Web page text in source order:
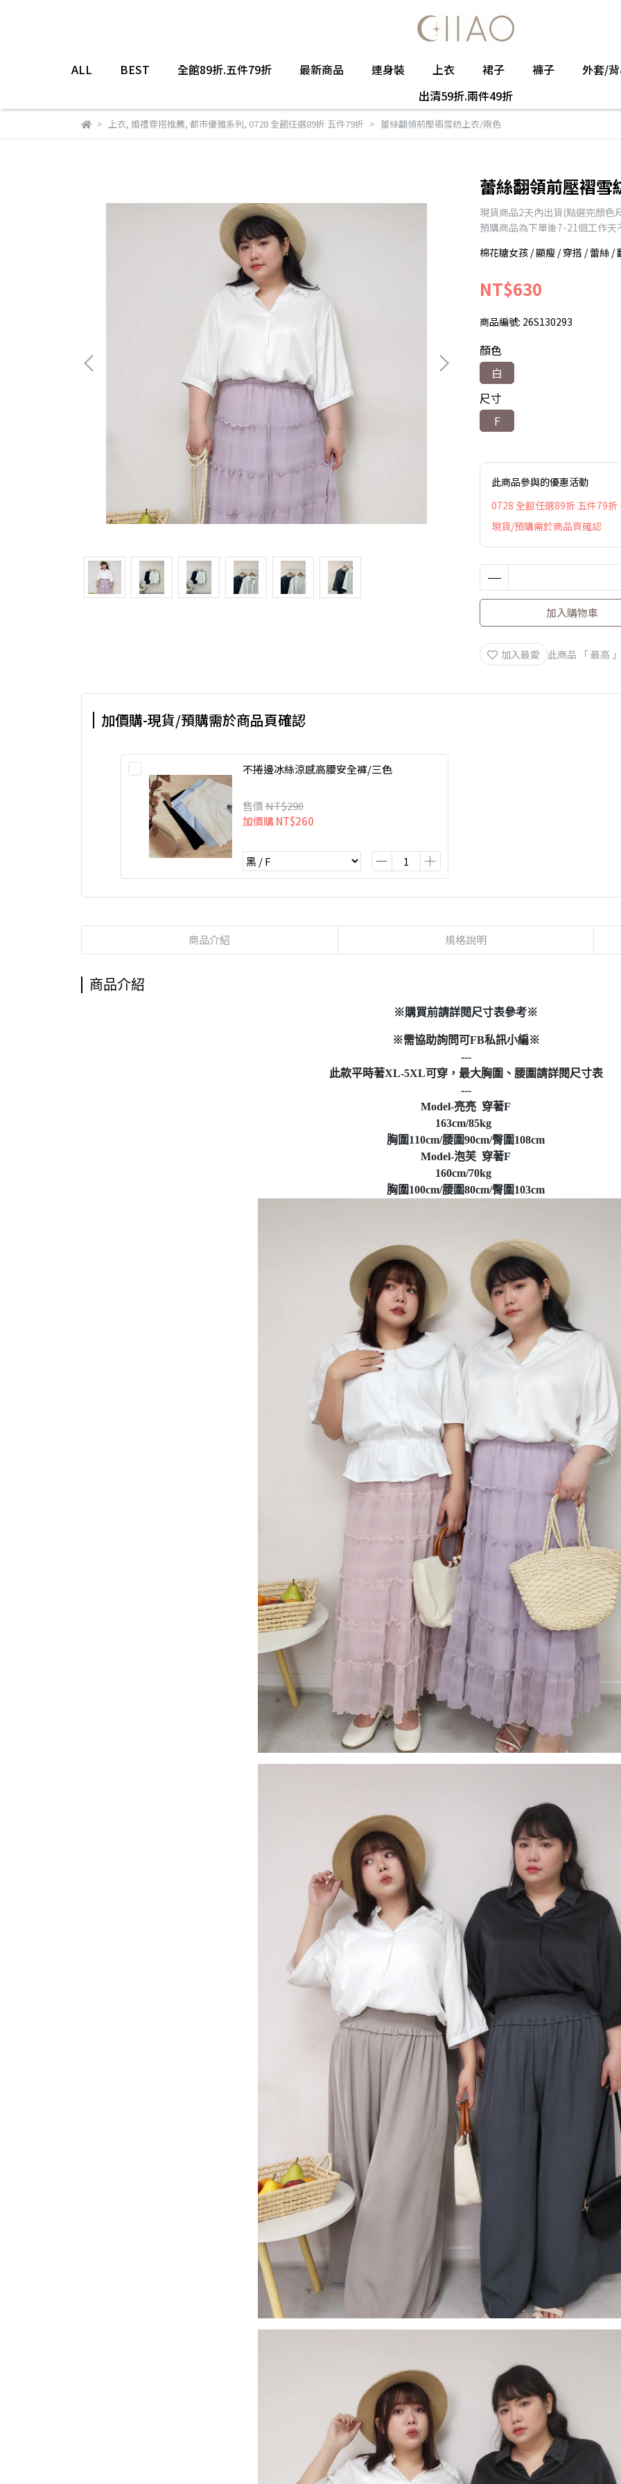
ALL BEST 全館89折.五件79折 最新商品 連身裝 上衣 裙子 褲子
外套/
出清59折.兩件49折
上衣, 婚禮穿搭推薦, 都市優雅系列, 0728 全館任選89折 五件79折 蕾絲翻領前壓褶雪紡上衣/兩色
蕾絲翻領前壓褶雪
現貨商品2天內出貨(點選完顏色
預購商品為下單後7-21個工作
棉花糖女孩 / 顯瘦 / 穿搭 / 蕾絲 /
NT$630
商品編號: 26S130293
顏色
白
尺寸
F
此商品參與的優惠活動
0728 全館任選89折 五件79折
現貨/預購需於商品頁確認
加入購物車
加入最愛 此商品 「 最高
加價購-現貨/預購需於商品頁確認
不捲邊冰絲涼感高腰安全褲/三色
售價NT$290
加價購NT$260
商品介紹 規格說明
商品介紹
※購買前請詳閱尺寸表參考※
※需協助詢問可FB私訊小編※
---
此款平時著XL-5XL可穿，最大胸圍、腰圍請詳閱尺寸表
---
Model-亮亮 穿著F
163cm/85kg
胸圍110cm/腰圍90cm/臀圍108cm
Model-泡芙 穿著F
160cm/70kg
胸圍100cm/腰圍80cm/臀圍103cm